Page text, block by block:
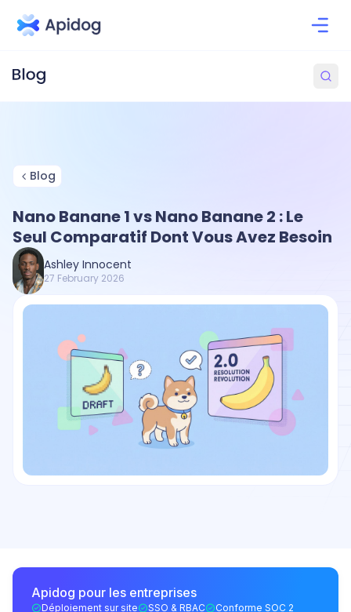
Blog
Nano Banane 1 vs Nano Banane 2 : Le
Seul Comparatif Dont Vous Avez Besoin
Ashley Innocent
27 February 2026
Apidog pour les entreprises
Déploiement sur site SSO & RBAC Conforme SOC 2